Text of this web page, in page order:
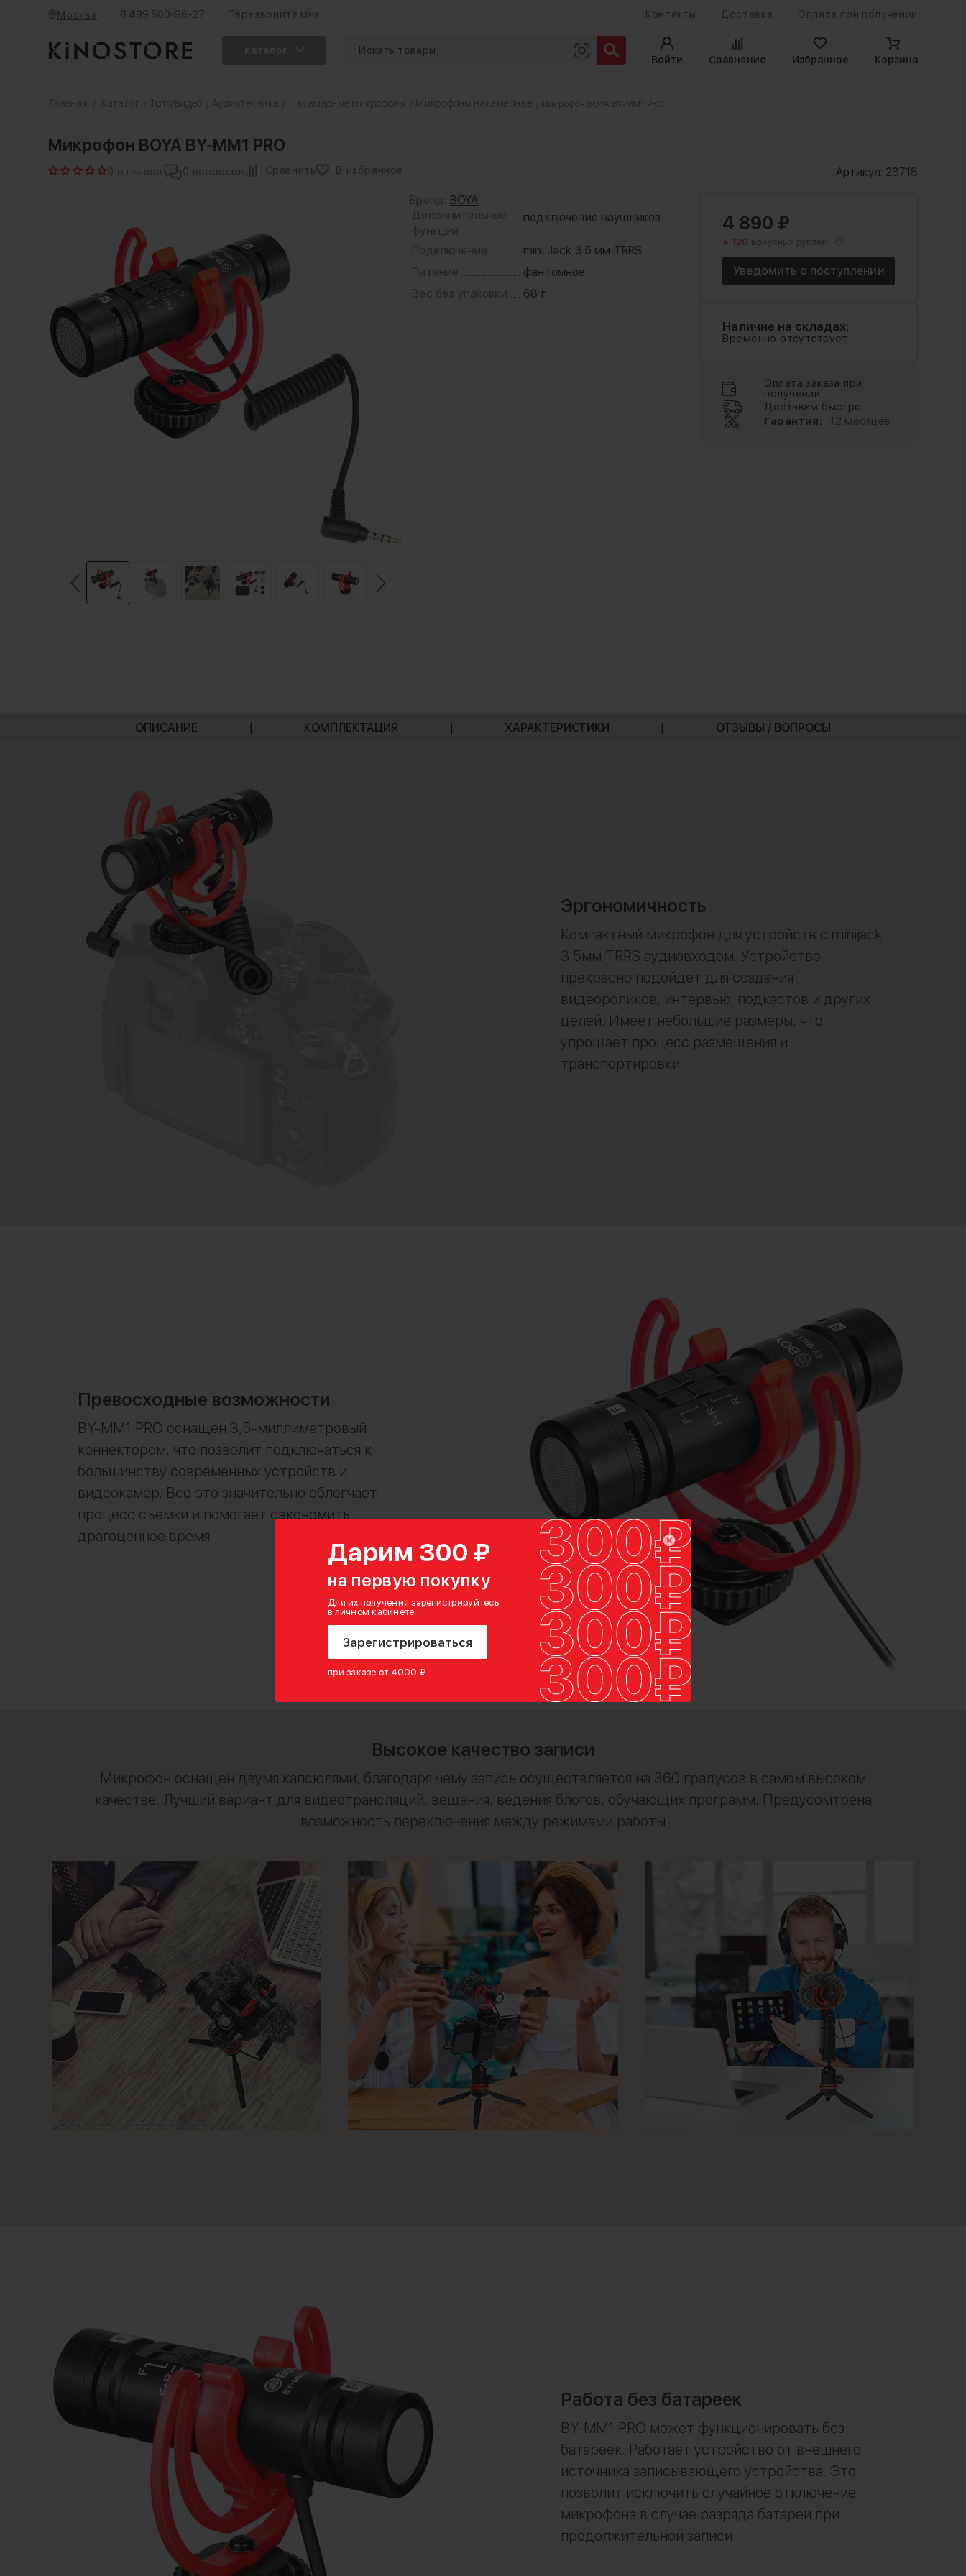
Дарим 300 ₽
на первую покупку
Для их получения зарегистрируйтесь
в личном кабинете
Зарегистрироваться
при заказе от 4000 ₽
Москва 8 499 500-96-27 Перезвоните мне Контакты Доставка Оплата при получении
Войти
Сравнение Избранное Корзина
Главная Каталог Фото/видео Аудиотехника Накамерные микрофоны Микрофоны накамерные / Микрофон BOYA BY-MM1 PRO
Микрофон BOYA BY-MM1 PRO
0 отзывов 0 вопросов Сравнить В избранное Артикул: 23718
Бренд: BOYA
Дополнительные
функции
подключение наушников
Подключение
mini Jack 3.5 мм TRRS
Питание
фантомное
Вес без упаковки
68 г
4 890 ₽
+ 120 Бонусных рублей
Уведомить о поступлении
Наличие на складах:
Временно отсутствует
Оплата заказа при
получении
Доставим быстро
Гарантия:
12 месяцев
ОПИСАНИЕ | КОМПЛЕКТАЦИЯ | ХАРАКТЕРИСТИКИ | ОТЗЫВЫ / ВОПРОСЫ
Эргономичность
Компактный микрофон для устройств c minijack
3.5мм TRRS аудиовходом. Устройство
прекрасно подойдет для создания
видеороликов, интервью, подкастов и других
целей. Имеет небольшие размеры, что
упрощает процесс размещения и
транспортировки
Превосходные возможности
BY-MM1 PRO оснащен 3,5-миллиметровый
коннектором, что позволит подключаться к
большинству современных устройств и
видеокамер. Все это значительно облегчает
процесс съемки и помогает сэкономить
драгоценное время
Высокое качество записи
Микрофон оснащен двумя капсюлями, благодаря чему запись осуществляется на 360 градусов в самом высоком
качестве. Лучший вариант для видеотрансляций, вещания, ведения блогов, обучающих программ. Предусомтрена
возможность переключения между режимами работы
Работа без батареек
BY-MM1 PRO может функционировать без
батареек. Работает устройство от внешнего
источника записывающего устройства. Это
позволит исключить случайное отключение
микрофона в случае разряда батареи при
продолжительной записи